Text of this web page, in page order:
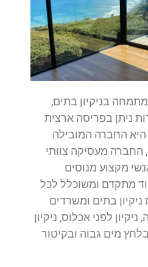
בניקיון בתים,
ניתן בפריסה ארצית
החברה המובילה
החברה מעסיקה צוותי
מקצוע מנוסים
מתקדם ומשוכלל לכל
ניקיון בתים ומשרדים
לפני אכלוס, ניקיון
מים גבוה ובקיטור